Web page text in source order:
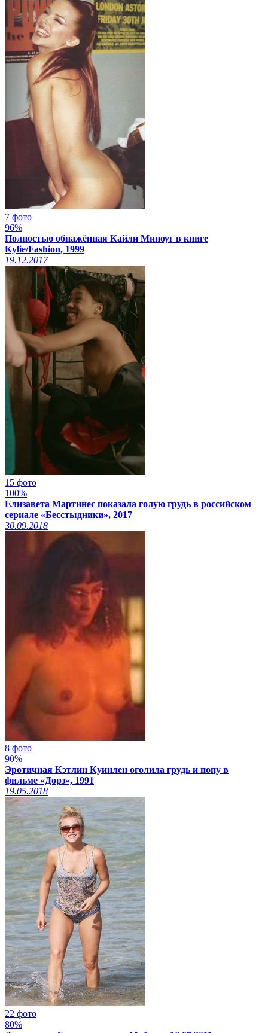
7 фото
96%
Полностью обнажённая Кайли Миноуг в книге
Kylie/Fashion, 1999
19.12.2017
15 фото
100%
Елизавета Мартинес показала голую грудь в российском
сериале «Бесстыдники», 2017
30.09.2018
8 фото
90%
Эротичная Кэтлин Куинлен оголила грудь и попу в
фильме «Дорз», 1991
19.05.2018
22 фото
80%